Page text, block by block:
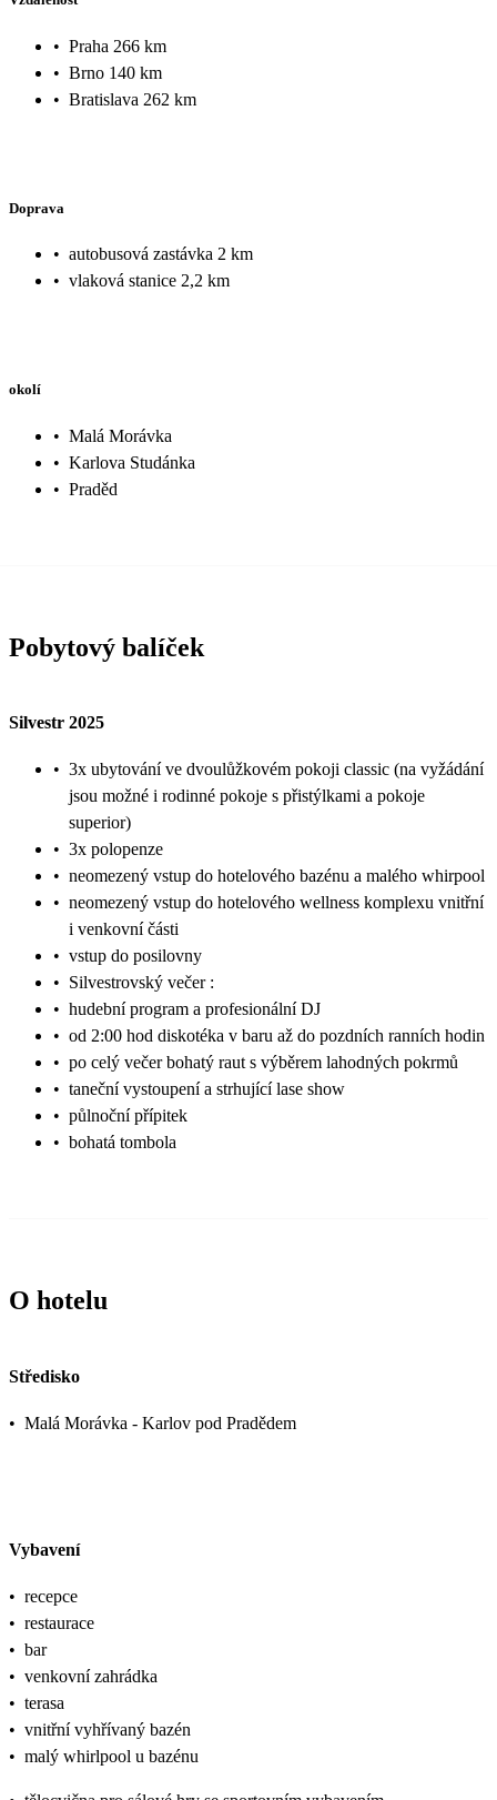
• Praha 266 km
• Brno 140 km
• Bratislava 262 km
Doprava
• autobusová zastávka 2 km
• vlaková stanice 2,2 km
okolí
• Malá Morávka
• Karlova Studánka
• Praděd
Pobytový balíček
Silvestr 2025
• 3x ubytování ve dvoulůžkovém pokoji classic (na vyžádání
jsou možné i rodinné pokoje s přistýlkami a pokoje
superior)
• 3x polopenze
• neomezený vstup do hotelového bazénu a malého whirpool
• neomezený vstup do hotelového wellness komplexu vnitřní
i venkovní části
• vstup do posilovny
• Silvestrovský večer :
• hudební program a profesionální DJ
• od 2:00 hod diskotéka v baru až do pozdních ranních hodin
• po celý večer bohatý raut s výběrem lahodných pokrmů
• taneční vystoupení a strhující lase show
• půlnoční přípitek
• bohatá tombola
O hotelu
Středisko
• Malá Morávka - Karlov pod Pradědem
Vybavení
• recepce
• restaurace
• bar
• venkovní zahrádka
• terasa
• vnitřní vyhřívaný bazén
• malý whirlpool u bazénu